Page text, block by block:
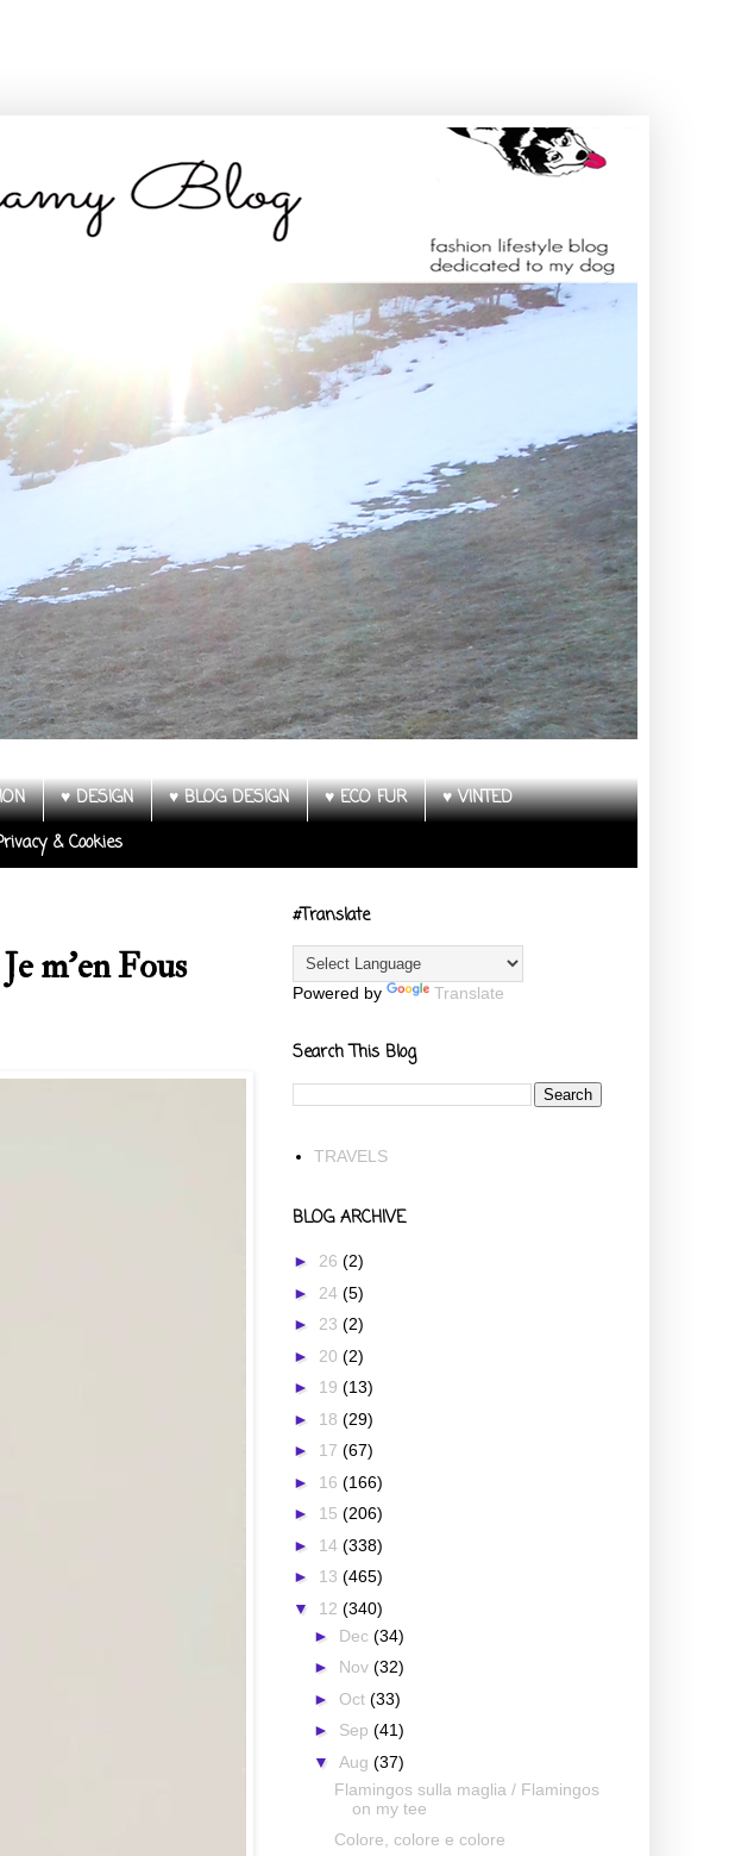
♥ DESIGN ♥ BLOG DESIGN ♥ ECO FUR
♥ VINTED
& Cookies
m'en Fous
#Translate
Powered by Translate
Search This Blog
TRAVELS
BLOG ARCHIVE
► 26 (2)
► 24 (5)
► 23 (2)
► 20 (2)
► 19 (13)
► 18 (29)
► 17 (67)
► 16 (166)
► 15 (206)
► 14 (338)
► 13 (465)
▼ 12 (340)
► Dec (34)
► Nov (32)
► Oct (33)
► Sep (41)
▼ Aug (37)
Flamingos sulla maglia / Flamingos
on my tee
Colore, colore e colore